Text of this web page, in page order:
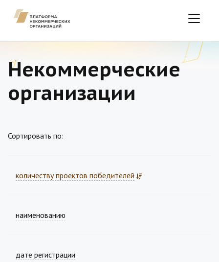
Некоммерческие
организации
Сортировать по:
количеству проектов победителей
наименованию
дате регистрации